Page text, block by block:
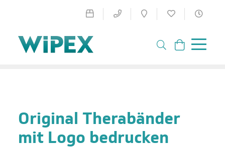
Original Therabänder
mit Logo bedrucken